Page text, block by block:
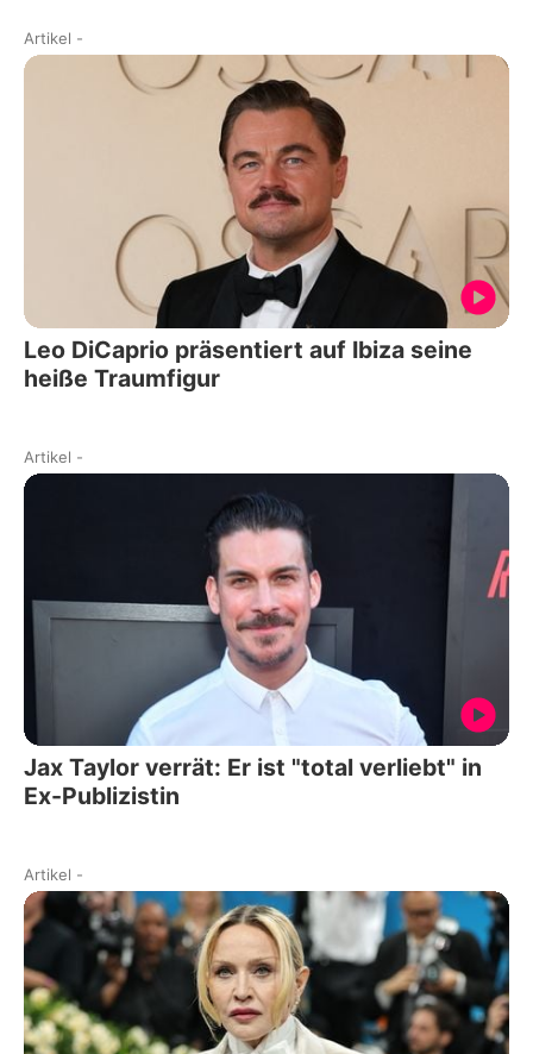
Artikel -
Leo DiCaprio präsentiert auf Ibiza seine
heiße Traumfigur
Artikel -
Jax Taylor verrät: Er ist "total verliebt" in
Ex-Publizistin
Artikel -